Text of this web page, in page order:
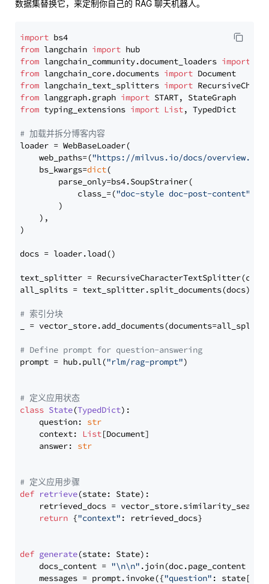
数据集替换它，来定制你自己的 RAG 聊天机器人。
import
from langchain import
from langchain_community.document_loaders import
from langchain_core.documents import
from langchain_text_splitters import
from langgraph.graph import
from typing_extensions import List, TypedDict
# 加载并拆分博客内容
loader = WebBaseLoader(
    web_paths=(
"https://milvus.io/docs/overview.md"
    bs_kwargs=
dict(
        parse_only=bs4.SoupStrainer(
            class_=(
"doc-style doc-post-content"
        )
    ),
)
docs = loader.load()
text_splitter =
all_splits = text_splitter.split_documents(docs)
# 索引分块
_ = vector_store.add_documents(documents=all_splits)
# Define prompt for question-answering
prompt = hub.pull("rlm/rag-prompt")
# 定义应用状态
class State(TypedDict):
    question:
str
    context:
List[Document]
    answer:
str
# 定义应用步骤
def retrieve(state: State):
retrieved_docs =
return {"context" : retrieved_docs}
def generate(state: State):
    docs_content =
"\n\n" .join(doc.page_content
    messages = prompt.invoke({
"question" : state[